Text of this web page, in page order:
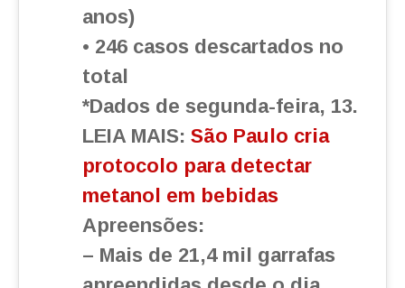
anos)
• 246 casos descartados no
total
*Dados de segunda-feira, 13.
LEIA MAIS: São Paulo cria
protocolo para detectar
metanol em bebidas
Apreensões:
– Mais de 21,4 mil garrafas